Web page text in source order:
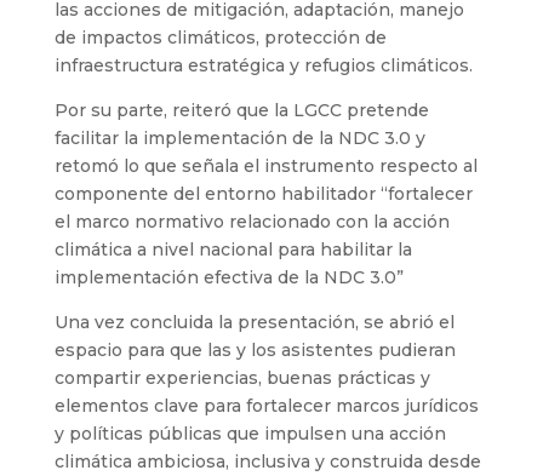
las acciones de mitigación, adaptación, manejo
de impactos climáticos, protección de
infraestructura estratégica y refugios climáticos.
Por su parte, reiteró que la LGCC pretende
facilitar la implementación de la NDC 3.0 y
retomó lo que señala el instrumento respecto al
componente del entorno habilitador “fortalecer
el marco normativo relacionado con la acción
climática a nivel nacional para habilitar la
implementación efectiva de la NDC 3.0”
Una vez concluida la presentación, se abrió el
espacio para que las y los asistentes pudieran
compartir experiencias, buenas prácticas y
elementos clave para fortalecer marcos jurídicos
y políticas públicas que impulsen una acción
climática ambiciosa, inclusiva y construida desde